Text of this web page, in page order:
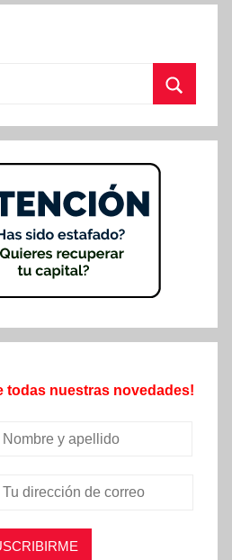
todas nuestras novedades!